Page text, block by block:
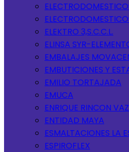
ELEKTRO 3,S.C.C.L.
ELINSA SYR-
EMBALAJES
EMBUTICIONES Y
EMILIO TORTAJADA
EMUCA
ENRIQUE RINCON
ENTIDAD MAYA
ESMALTACIONES LA
ESPIROFLEX